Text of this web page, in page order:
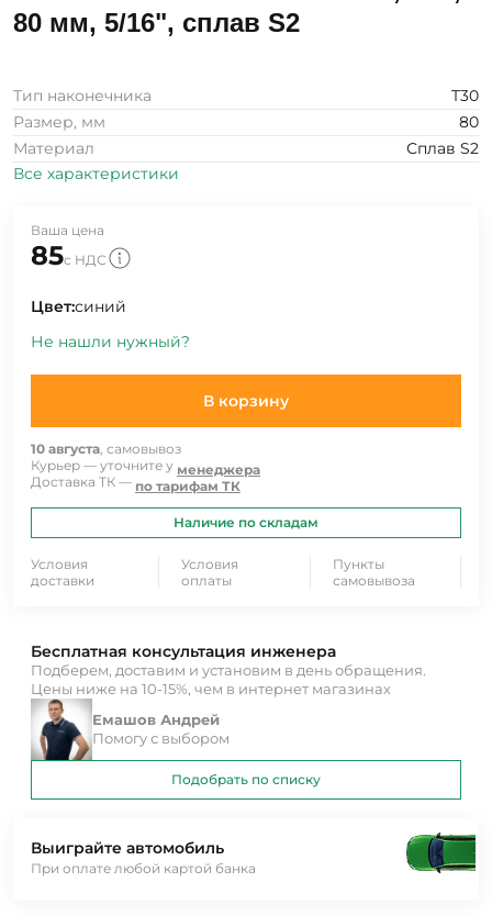
80 мм, 5/16", сплав S2
Тип наконечника
T30
Размер, мм
80
Материал
Сплав S2
Все характеристики
Ваша цена
85с НДС
Цвет:синий
Не нашли нужный?
В корзину
10 августа , самовывоз
Курьер — уточните у менеджера
Доставка ТК — по тарифам ТК
Наличие по складам
Условия
доставки
Условия
оплаты
Пункты
самовывоза
Выиграйте автомобиль
При оплате любой картой банка
Бесплатная консультация инженера
Подберем, доставим и установим в день обращения.
Цены ниже на 10-15%, чем в интернет магазинах
Емашов Андрей
Помогу с выбором
Подобрать по списку